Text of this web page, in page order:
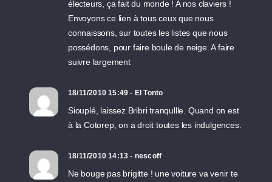
électeurs, ça fait du monde ! A nos claviers !
Envoyons ce lien à tous ceux que nous
connaissons, sur toutes les listes que nous
possédons, pour faire boule de neige. A faire
suivre largement
18/11/2010 15:49 - El Tonto
Siouplé, laissez Bribri tranqullle. Quand on est
à la Cotorep, on a droit toutes les indulgences.
18/11/2010 14:13 - nescoff
Ne bouge pas brigitte ! une voiture va venir te